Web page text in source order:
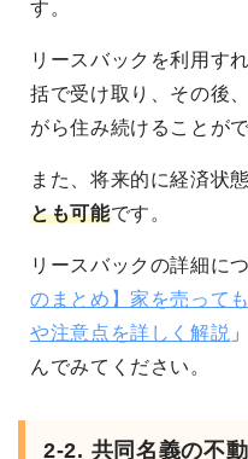
す。
リースバックを利用す
括で受け取り、その後
がら住み続けることが
また、将来的に経済状
とも可能です。
リースバックの詳細に
のまとめ】家を売って
や注意点を詳しく解説
んでみてください。
2-2. 共同名義の不